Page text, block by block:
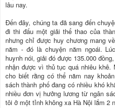
lâu nay.
Đến đây, chúng ta đã sang đến
đi thi đấu một giải thể thao của
nhưng chỉ được huy chương mang
năm - đó là chuyện năm ngoái.
huynh nói, giải đó được 135.000
nhận được vì thủ tục quá nhiêu
cho biết rằng có thể năm nay
sách thành phố đang có nhiều khó
nhiều đơn vị hưởng lương từ ngân
tôi ở một tỉnh không xa Hà Nội lắm 2